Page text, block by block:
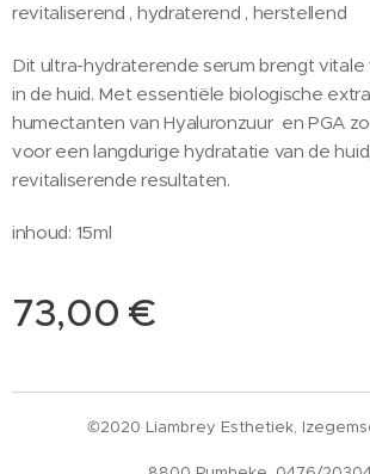
revitaliserend , hydraterend , herstellend
Dit ultra-hydraterende serum brengt
in de huid. Met essentiële biologische
humectanten van Hyaluronzuur en PGA
voor een langdurige hydratatie van de
revitaliserende resultaten.
inhoud: 15ml
73,00 €
©2020 Liambrey Esthetiek,